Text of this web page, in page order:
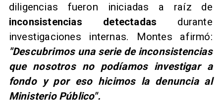
diligencias fueron iniciadas a raíz de
inconsistencias detectadas durante
investigaciones internas. Montes afirmó:
"Descubrimos una serie de inconsistencias
que nosotros no podíamos investigar a
fondo y por eso hicimos la denuncia al
Ministerio Público".